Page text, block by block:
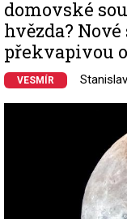
domovské
hvězda?
překvapivou
VESMÍR